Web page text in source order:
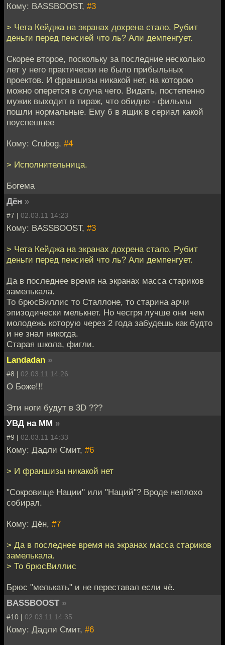
Кому: BASSBOOST, #3
> Чета Кейджа на экранах дохрена стало. Рубит
деньги перед пенсией что ль? Али демпенгует.
Скорее второе, поскольку за последние несколько
лет у него практически не было прибыльных
проектов. И франшизы никакой нет, на которою
можно оперется в случа чего. Видать, постепенно
мужик выходит в тираж, что обидно - фильмы
пошли нормальные. Ему б в ящик в сериал какой
поуспешнее
Кому: Crubog, #4
> Исполнительница.
Богема
Дён »
#7 | 02.03.11 14:23
Кому: BASSBOOST, #3
> Чета Кейджа на экранах дохрена стало. Рубит
деньги перед пенсией что ль? Али демпенгует.
Да в последнее время на экранах масса стариков
замелькала.
То брюсВиллис то Сталлоне, то старина арчи
эпизодически мелькнет. Но чесгря лучше они чем
молодежь которую через 2 года забудешь как будто
и не знал никогда.
Старая школа, фигли.
Landadan »
#8 | 02.03.11 14:26
О Боже!!!
Эти ноги будут в 3D ???
УВД на ММ »
#9 | 02.03.11 14:33
Кому: Дадли Смит, #6
> И франшизы никакой нет
"Сокровище Нации" или "Наций"? Вроде неплохо
собирал.
Кому: Дён, #7
> Да в последнее время на экранах масса стариков
замелькала.
> То брюсВиллис
Брюс "мелькать" и не переставал если чё.
BASSBOOST »
#10 | 02.03.11 14:35
Кому: Дадли Смит, #6